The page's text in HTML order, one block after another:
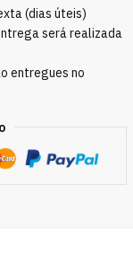
(dias úteis)
será realizada
entregues no